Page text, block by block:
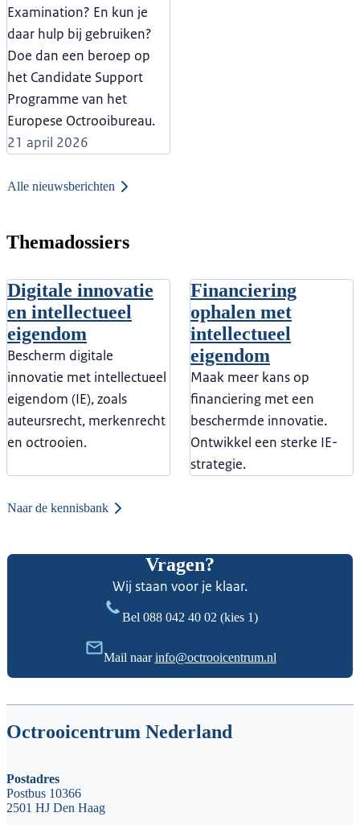
Examination? En kun je
daar hulp bij gebruiken?
Doe dan een beroep op
het Candidate Support
Programme van het
Europese Octrooibureau.
21 april 2026
Alle nieuwsberichten
Themadossiers
Digitale innovatie
en intellectueel
eigendom
Bescherm digitale
innovatie met intellectueel
eigendom (IE), zoals
auteursrecht, merkenrecht
en octrooien.
Financiering
ophalen met
intellectueel
eigendom
Maak meer kans op
financiering met een
beschermde innovatie.
Ontwikkel een sterke IE-
strategie.
Naar de kennisbank
Vragen?
Wij staan voor je klaar.
Bel 088 042 40 02 (kies 1)
Mail naarinfo@octrooicentrum.nl
Octrooicentrum Nederland
Postadres
Postbus 10366
2501 HJ Den Haag